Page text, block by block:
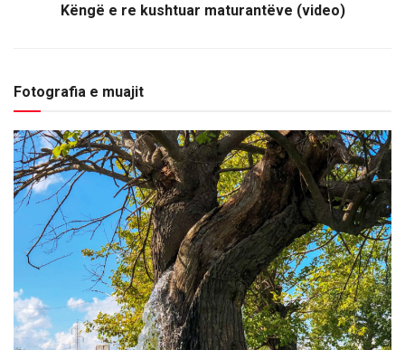
Këngë e re kushtuar maturantëve (video)
Fotografia e muajit